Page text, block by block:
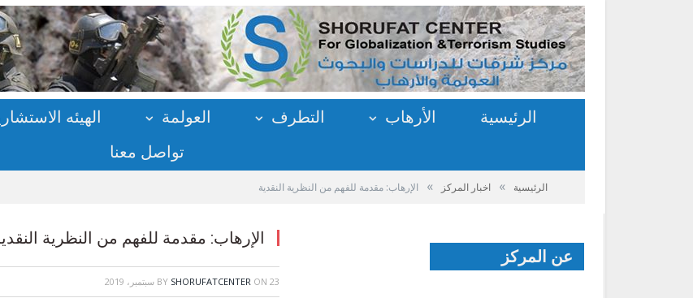
الرئيسية الأرهاب التطرف العولمة الهيئه
تواصل معنا
الرئيسية » اخبار المركز » الإرهاب: مقدمة للفهم من النظرية النقدية
الإرهاب: مقدمة للفهم من النظرية
BY SHORUFATCENTER ON 23 سبتمبر، 2019
عن المركز